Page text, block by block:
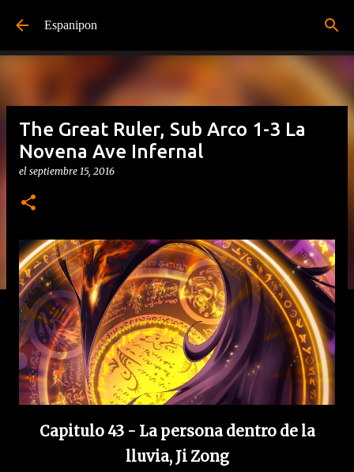
Espanipon
The Great Ruler, Sub Arco 1-3 La
Novena Ave Infernal
el septiembre 15, 2016
Capitulo 43 - La persona dentro de la
lluvia, Ji Zong